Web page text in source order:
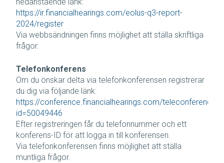
https://ir.financialhearings.com/eolus-q3-report-
2024/register
Via webbsändningen finns möjlighet att ställa skriftliga
frågor.
Telefonkonferens
Om du önskar delta via telefonkonferensen registrerar
du dig via följande länk:
https://conference.financialhearings.com/teleconference/?
id=50049446
Efter registreringen får du telefonnummer och ett
konferens-ID för att logga in till konferensen.
Via telefonkonferensen finns möjlighet att ställa
muntliga frågor.